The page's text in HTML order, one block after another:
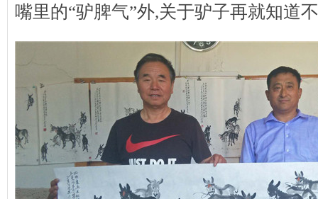
嘴里的“驴脾气”外,关于驴子再就知道